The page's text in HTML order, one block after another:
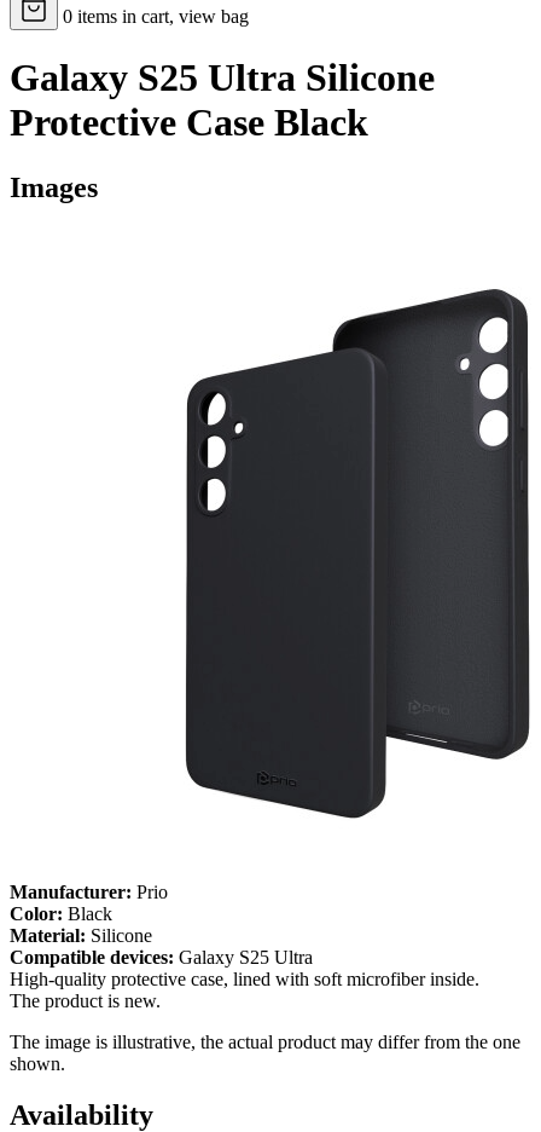
0 items in cart, view bag
Galaxy S25 Ultra Silicone
Protective Case Black
Images
Manufacturer: Prio
Color: Black
Material: Silicone
Compatible devices: Galaxy S25 Ultra
High-quality protective case, lined with soft microfiber inside.
The product is new.
The image is illustrative, the actual product may differ from the one
shown.
Availability